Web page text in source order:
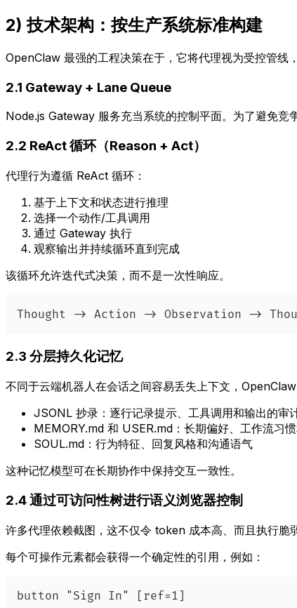
2) 技术架构：按生产系统标准构建
OpenClaw 最强的工程决策在于，它将代理视为受控管线
2.1 Gateway + Lane Queue
Node.js Gateway 服务充当系统的控制平面。为了避免竞
2.2 ReAct 循环（Reason + Act）
代理行为遵循 ReAct 循环：
基于上下文和状态进行推理
选择一个动作/工具调用
通过 Gateway 执行
观察输出并持续循环直到完成
该循环允许迭代式决策，而不是一次性响应。
Thought -> Action -> Observation ->
2.3 分层持久化记忆
不同于云端机器人在会话之间容易丢失上下文，
JSONL 抄录：逐行记录提示、工具调用和输出的审
MEMORY.md 和 USER.md：长期偏好、工作流习
SOUL.md：行为特征、回复风格和沟通语气
这种记忆模型可在长期协作中保持交互一致性。
2.4 通过可访问性树进行语义浏览器控制
许多代理依赖截图，这不仅令 token 成本高、而且执行
每个可操作元素都会获得一个确定性的引用，例如：
button "Sign In" [ref=1]